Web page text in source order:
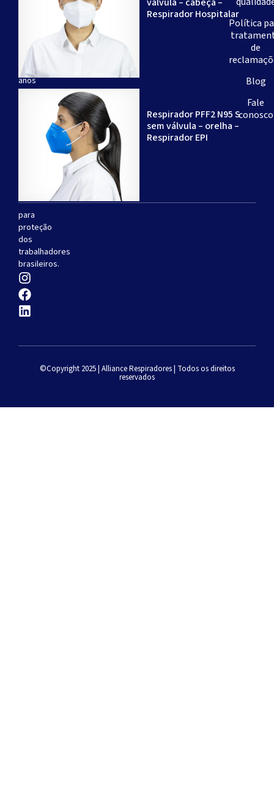
mais
20
anos
experiência
especializada
produção
respiradores
descartáveis
para
proteção
dos
trabalhadores
brasileiros.
Respirador Hospitalar
Respirador PFF2 N95 S
sem válvula – orelha –
Respirador EPI
Política
de
Blog
Fale
conosco
©Copyright 2025 | Alliance Respiradores | Todos os direitos
reservados